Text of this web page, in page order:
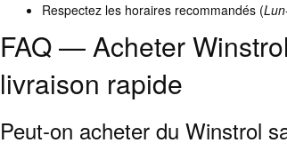
Respectez les horaires recommandés (
FAQ — Acheter
livraison rapide
Peut-on acheter du Winstrol